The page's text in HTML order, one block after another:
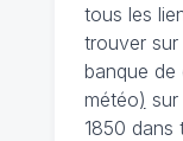
tous les
trouver
banque de
météo)
1850 dans